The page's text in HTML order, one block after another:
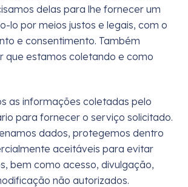
delas para lhe fornecer um
lo por meios justos e legais, com o
e consentimento. Também
que estamos coletando e como
as informações coletadas pelo
para fornecer o serviço solicitado.
dados, protegemos dentro
aceitáveis ​​para evitar
bem como acesso, divulgação,
não autorizados.